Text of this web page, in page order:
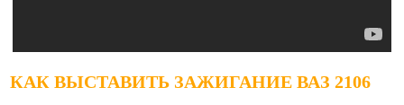
КАК ВЫСТАВИТЬ ЗАЖИГАНИЕ ВАЗ 2106